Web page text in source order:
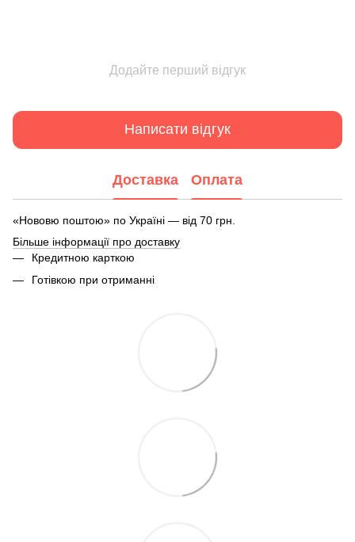
Додайте перший відгук
Написати відгук
Доставка Оплата
«Нововю поштою» по Україні — від 70 грн.
Більше інформації про доставку
Кредитною карткою
Готівкою при отриманні